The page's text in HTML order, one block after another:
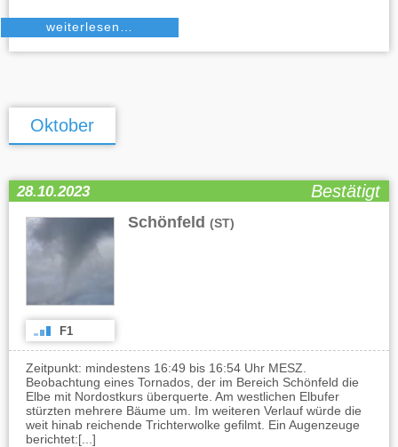
weiterlesen…
Oktober
28.10.2023 Bestätigt
Schönfeld (ST)
F1
Zeitpunkt: mindestens 16:49 bis 16:54 Uhr MESZ.
Beobachtung eines Tornados, der im Bereich Schönfeld die
Elbe mit Nordostkurs überquerte. Am westlichen Elbufer
stürzten mehrere Bäume um. Im weiteren Verlauf würde die
weit hinab reichende Trichterwolke gefilmt. Ein Augenzeuge
berichtet:[...]